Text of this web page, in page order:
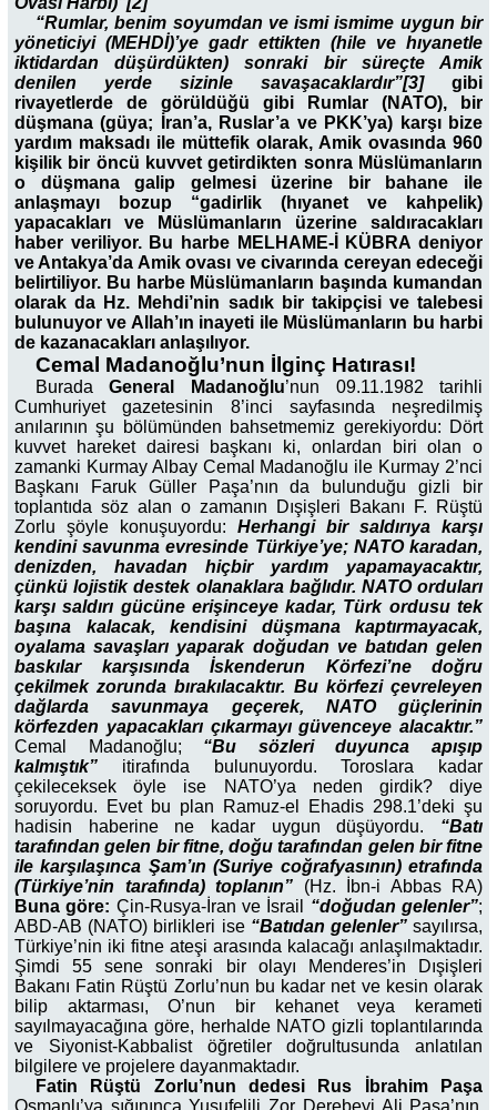
“Rumlar, benim soyumdan ve ismi ismime uygun bir
yöneticiyi (MEHDİ)’ye gadr ettikten (hile ve hıyanetle
iktidardan düşürdükten) sonraki bir süreçte Amik
denilen yerde sizinle savaşacaklardır”[3] gibi
rivayetlerde de görüldüğü gibi Rumlar (NATO), bir
düşmana (güya; İran’a, Ruslar’a ve PKK’ya) karşı bize
yardım maksadı ile müttefik olarak, Amik ovasında 960
kişilik bir öncü kuvvet getirdikten sonra Müslümanların
o düşmana galip gelmesi üzerine bir bahane ile
anlaşmayı bozup “gadirlik (hıyanet ve kahpelik)
yapacakları ve Müslümanların üzerine saldıracakları
haber veriliyor. Bu harbe MELHAME-İ KÜBRA deniyor
ve Antakya’da Amik ovası ve civarında cereyan edeceği
belirtiliyor. Bu harbe Müslümanların başında kumandan
olarak da Hz. Mehdi’nin sadık bir takipçisi ve talebesi
bulunuyor ve Allah’ın inayeti ile Müslümanların bu harbi
de kazanacakları anlaşılıyor.
Cemal Madanoğlu’nun İlginç Hatırası!
BuradaGeneral Madanoğlu’nun 09.11.1982 tarihli
Cumhuriyet gazetesinin 8’inci sayfasında neşredilmiş
anılarının şu bölümünden bahsetmemiz gerekiyordu: Dört
kuvvet hareket dairesi başkanı ki, onlardan biri olan o
zamanki Kurmay Albay Cemal Madanoğlu ile Kurmay 2’nci
Başkanı Faruk Güller Paşa’nın da bulunduğu gizli bir
toplantıda söz alan o zamanın Dışişleri Bakanı F. Rüştü
Zorlu şöyle konuşuyordu: Herhangi bir saldırıya karşı
kendini savunma evresinde Türkiye’ye; NATO karadan,
denizden, havadan hiçbir yardım yapamayacaktır,
çünkü lojistik destek olanaklara bağlıdır. NATO orduları
karşı saldırı gücüne erişinceye kadar, Türk ordusu tek
başına kalacak, kendisini düşmana kaptırmayacak,
oyalama savaşları yaparak doğudan ve batıdan gelen
baskılar karşısında İskenderun Körfezi’ne doğru
çekilmek zorunda bırakılacaktır. Bu körfezi çevreleyen
dağlarda savunmaya geçerek, NATO güçlerinin
körfezden yapacakları çıkarmayı güvenceye alacaktır.”
Cemal Madanoğlu; “Bu sözleri duyunca apışıp
kalmıştık” itirafında bulunuyordu. Toroslara kadar
çekileceksek öyle ise NATO’ya neden girdik? diye
soruyordu. Evet bu plan Ramuz-el Ehadis 298.1’deki şu
hadisin haberine ne kadar uygun düşüyordu. “Batı
tarafından gelen bir fitne, doğu tarafından gelen bir fitne
ile karşılaşınca Şam’ın (Suriye coğrafyasının) etrafında
(Türkiye’nin tarafında) toplanın” (Hz. İbn-i Abbas RA)
Buna göre: Çin-Rusya-İran ve İsrail “doğudan gelenler”;
ABD-AB (NATO) birlikleri ise “Batıdan gelenler”sayılırsa,
Türkiye’nin iki fitne ateşi arasında kalacağı anlaşılmaktadır.
Şimdi 55 sene sonraki bir olayı Menderes’in Dışişleri
Bakanı Fatin Rüştü Zorlu’nun bu kadar net ve kesin olarak
bilip aktarması, O’nun bir kehanet veya kerameti
sayılmayacağına göre, herhalde NATO gizli toplantılarında
ve Siyonist-Kabbalist öğretiler doğrultusunda anlatılan
bilgilere ve projelere dayanmaktadır.
Fatin Rüştü Zorlu’nun dedesi Rus İbrahim Paşa